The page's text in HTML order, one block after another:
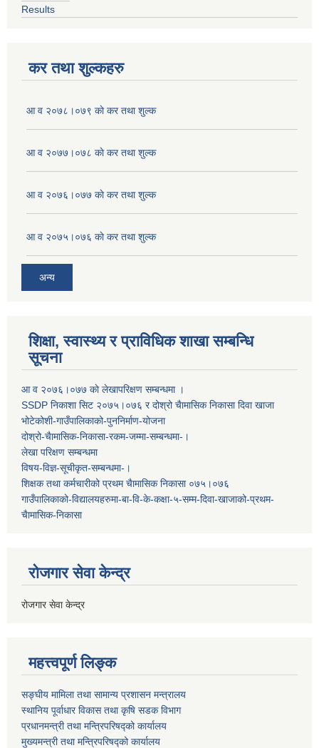
Results
कर तथा शुल्कहरु
आ व २०७८।०७९ काे कर तथा शुल्क
आ व २०७७।०७८ काे कर तथा शुल्क
आ व २०७६।०७७ काे कर तथा शुल्क
आ व २०७५।०७६ काे कर तथा शुल्क
अन्य
शिक्षा, स्वास्थ्य र प्राविधिक शाखा सम्बन्धि
सूचना
आ व २०७६।०७७ काे लेखापरिक्षण सम्बन्धमा ।
SSDP निकाशा सिट २०७५।०७६ र दोश्रो चैामासिक निकासा दिवा खाजा
भोटेकोशी-गाउँपालिकाको-पुननिर्माण-योजना
दोश्रो-चैामासिक-निकासा-रकम-जम्मा-सम्बन्धमा-।
लेखा परिक्षण सम्बन्धमा
विषय-विज्ञ-सूचीकृत-सम्बन्धमा-।
शिक्षक तथा कर्मचारीको प्रथम च‌ैामासिक निकासा ०७५।०७६
गाउँपालिकाको-विद्यालयहरुमा-बा-वि-के-कक्षा-५-सम्म-दिवा-खाजाको-प्रथम-
चैामासिक-निकासा
रोजगार सेवा केन्द्र
रोजगार सेवा केन्द्र
महत्त्वपूर्ण लिङ्क
सङ्घीय मामिला तथा सामान्य प्रशासन मन्त्रालय
स्थानिय पूर्वाधार विकास तथा कृषि सडक विभाग
प्रधानमन्त्री तथा मन्त्रिपरिषद्को कार्यालय
मुख्यमन्त्री तथा मन्त्रिपरिषद्को कार्यालय